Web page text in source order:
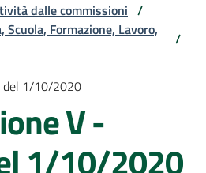
dalle commissioni /
Formazione, Lavoro,
/
del 1/10/2020
V -
1/10/2020